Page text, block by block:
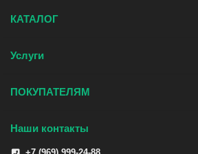
КАТАЛОГ
Услуги
ПОКУПАТЕЛЯМ
Наши контакты